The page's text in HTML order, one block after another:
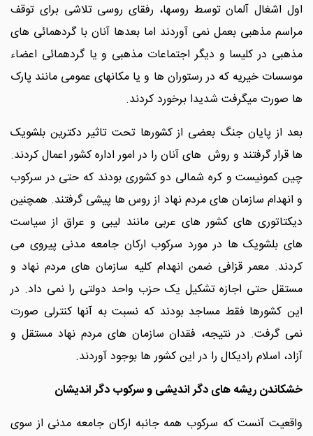
اول اشغال آلمان توسط روسها، رفقای روسی تلاشی برای توقف
مراسم مذهبی بعمل نمی آوردند اما بعدها آنان با گردهمائی های
مذهبی در کلیسا و دیگر اجتماعات مذهبی و یا گردهمائی اعضاء
موسسات خیریه که در رستوران ها و یا مکانهای عمومی مانند پارک
ها صورت میگرفت شدیدا برخورد کردند.
بعد از پایان جنگ بعضی از کشورها تحت تاثیر دکترین بلشویک
ها قرار گرفتند و روش های آنان را در امور اداره کشور اعمال کردند.
چین کمونیست و کره شمالی دو کشوری بودند که حتی در سرکوب
و انهدام سازمان های مردم نهاد از روس ها پیشی گرفتند. همچنین
دیکتاتوری های کشور های عربی مانند لیبی و عراق از سیاست
های بلشویک ها در مورد سرکوب ارکان جامعه مدنی پیروی می
کردند. معمر قزافی ضمن انهدام کلیه سازمان های مردم نهاد و
مستقل حتی اجازه تشکیل یک حزب واحد دولتی را نمی داد. در
این کشورها فقط مساجد بودند که نسبت به آنها کنترلی صورت
نمی گرفت. در نتیجه، فقدان سازمان های مردم نهاد مستقل و
آزاد، اسلام رادیکال را در این کشور ها بوجود آوردند.
خشکاندن ریشه های دگر اندیشی و سرکوب دگر اندیشان
واقعیت آنست که سرکوب همه جانبه ارکان جامعه مدنی از سوی